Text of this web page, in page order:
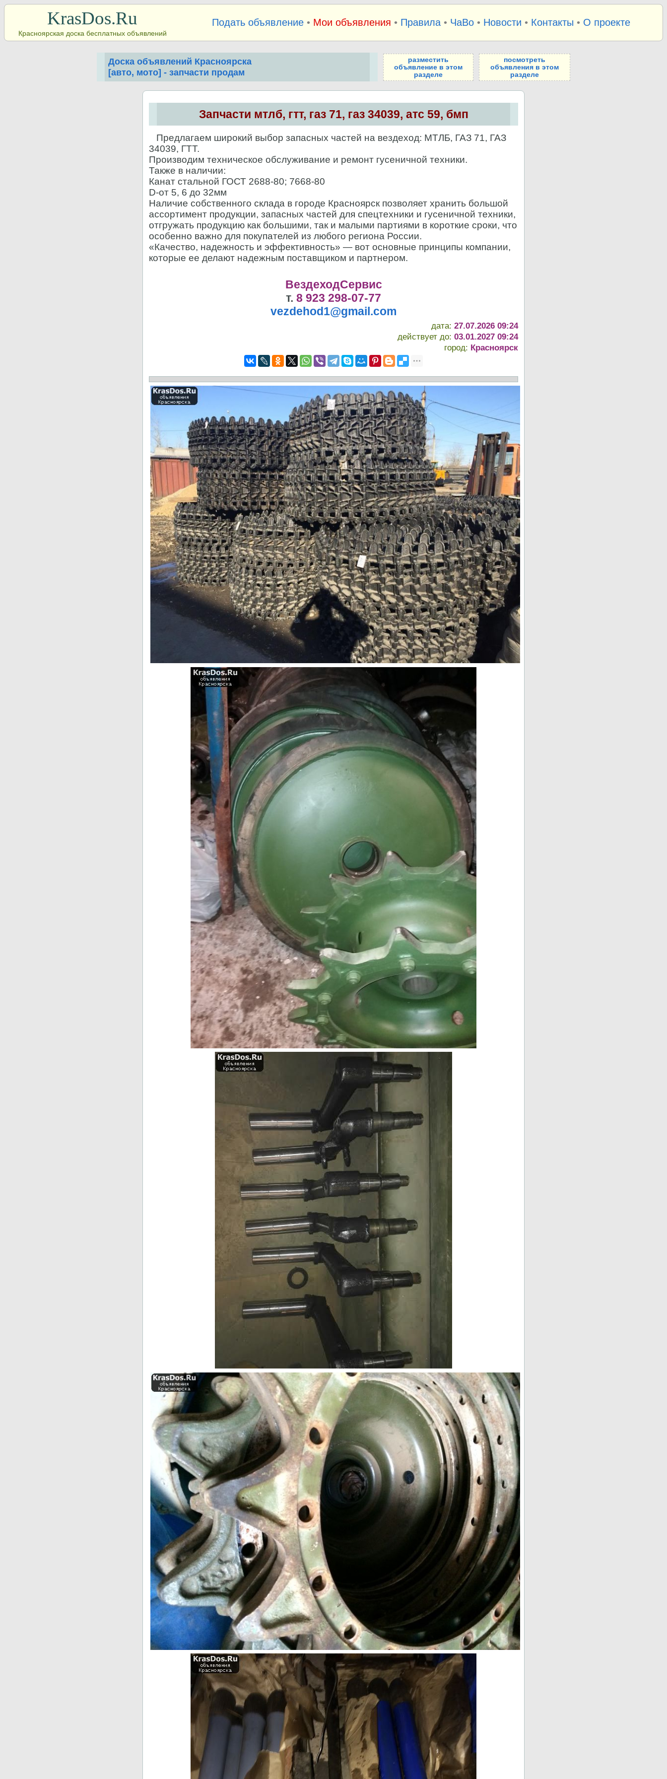
KrasDos.Ru
Красноярская доска бесплатных объявлений
Подать объявление• Мои объявления • Правила• ЧаВо• Новости • Контакты • О проекте
Доска объявлений Красноярска
[авто, мото] - запчасти продам
разместить
объявление в этом
разделе
посмотреть
объявления в этом
разделе
Запчасти мтлб, гтт, газ 71, газ 34039, атс 59, бмп
Предлагаем широкий выбор запасных частей на вездеход: МТЛБ, ГАЗ 71, ГАЗ
34039, ГТТ.
Производим техническое обслуживание и ремонт гусеничной техники.
Также в наличии:
Канат стальной ГОСТ 2688-80; 7668-80
D-от 5, 6 до 32мм
Наличие собственного склада в городе Красноярск позволяет хранить большой
ассортимент продукции, запасных частей для спецтехники и гусеничной техники,
отгружать продукцию как большими, так и малыми партиями в короткие сроки, что
особенно важно для покупателей из любого региона России.
«Качество, надежность и эффективность» — вот основные принципы компании,
которые ее делают надежным поставщиком и партнером.
ВездеходСервис
т. 8 923 298-07-77
vezdehod1@gmail.com
дата:27.07.2026 09:24
действует до:03.01.2027 09:24
город: Красноярск